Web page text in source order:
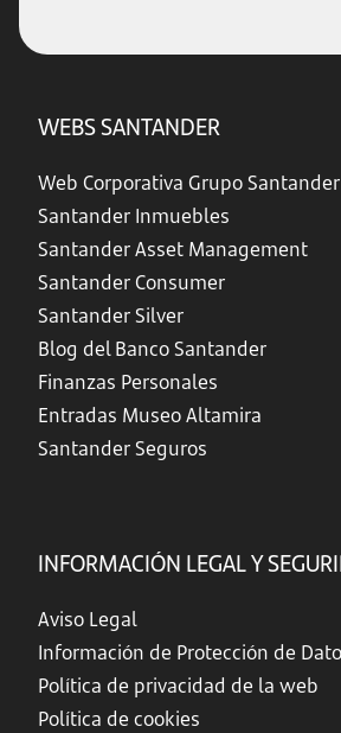
WEBS SANTANDER
Web Corporativa Grupo Santander
Santander Inmuebles
Santander Asset Management
Santander Consumer
Santander Silver
Blog del Banco Santander
Finanzas Personales
Entradas Museo Altamira
Santander Seguros
INFORMACIÓN LEGAL Y
Aviso Legal
Información de Protección de
Política de privacidad de la web
Política de cookies